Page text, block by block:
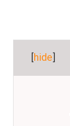
[
hide
]